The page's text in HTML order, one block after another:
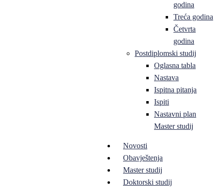
godina
Treća godina
Četvrta
godina
Postdiplomski studij
Oglasna tabla
Nastava
Ispitna pitanja
Ispiti
Nastavni plan
Master studij
Novosti
Obavještenja
Master studij
Doktorski studij